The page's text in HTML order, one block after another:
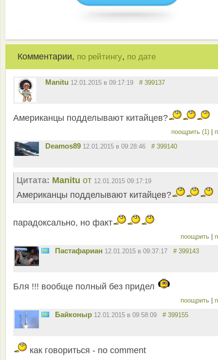
Комментарии, по рейтингу, по дате
Manitu 12.01.2015 в 09:17:19 # 399137
Американцы подделывают китайцев?
поощрить (1)
Deamos89 12.01.2015 в 09:28:46 # 399140
Цитата: Manitu от 12.01.2015 09:17:19
Американцы подделывают китайцев?
парадоксально, но факт
поощрить
Пастафариан 12.01.2015 в 09:37:17 # 399143
Бля !!! вообще полный без придел
поощрить
Байконыр 12.01.2015 в 09:58:09 # 399155
как говориться - no comment